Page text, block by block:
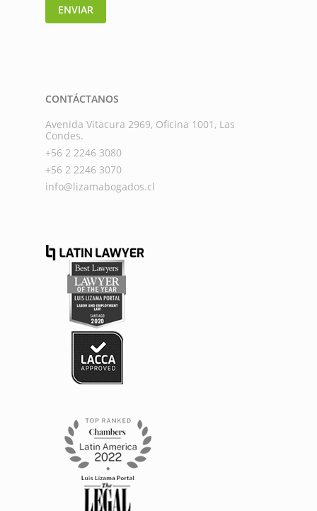
ENVIAR
CONTÁCTANOS
Avenida Vitacura 2969, Oficina 1001, Las
Condes.
+56 2 2246 3080
+56 2 2246 3070
info@lizamabogados.cl